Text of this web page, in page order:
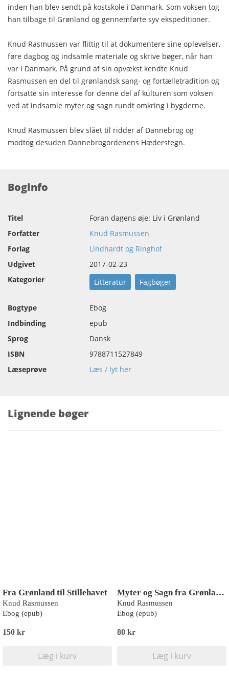
inden han blev sendt på kostskole i Danmark. Som voksen tog
han tilbage til Grønland og gennemførte syv ekspeditioner.
Knud Rasmussen var flittig til at dokumentere sine oplevelser,
føre dagbog og indsamle materiale og skrive bøger, når han
var i Danmark. På grund af sin opvækst kendte Knud
Rasmussen en del til grønlandsk sang- og fortælletradition og
fortsatte sin interesse for denne del af kulturen som voksen
ved at indsamle myter og sagn rundt omkring i bygderne.
Knud Rasmussen blev slået til ridder af Dannebrog og
modtog desuden Dannebrogordenens Hæderstegn.
Boginfo
Titel
Foran dagens øje: Liv i Grønland
Forfatter
Knud Rasmussen
Forlag
Lindhardt og Ringhof
Udgivet
2017-02-23
Kategorier
Litteratur Fagbøger
Bogtype
Ebog
Indbinding
epub
Sprog
Dansk
ISBN
9788711527849
Læseprøve
Læs / lyt her
Lignende bøger
Fra Grønland til Stillehavet
Knud Rasmussen
Ebog (epub)
150 kr
Læg i kurv
Myter og Sagn fra Grønland: Tredje samling
Knud Rasmussen
Ebog (epub)
80 kr
Læg i kurv